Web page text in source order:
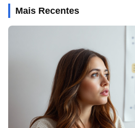
Mais Recentes